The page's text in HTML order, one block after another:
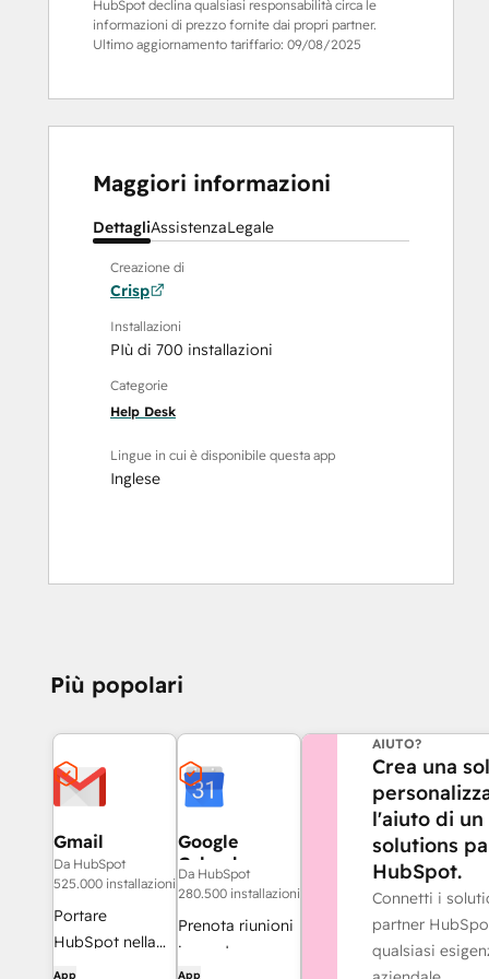
HubSpot declina qualsiasi responsabilità circa le
informazioni di prezzo fornite dai propri partner.
Ultimo aggiornamento tariffario: 09/08/2025
Maggiori informazioni
DettagliAssistenzaLegale
Creazione di
Crisp
Installazioni
PIù di 700 installazioni
Categorie
Help Desk
Lingue in cui è disponibile questa app
Inglese
Più popolari
Gmail
Da HubSpot
525.000 installazioni
Portare
HubSpot nella
casella di posta
App
Google
Calendar
Da HubSpot
280.500 installazioni
Prenota riunioni
in modo
App
AIUTO?
Crea una
l'aiuto di un
solutions
HubSpot.
Connetti i
partner
qualsiasi